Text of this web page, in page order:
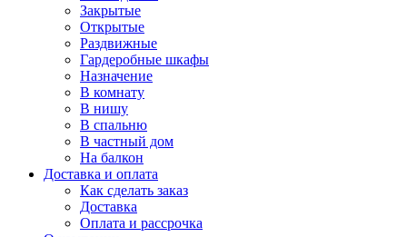
Закрытые
Открытые
Раздвижные
Гардеробные шкафы
Назначение
В комнату
В нишу
В спальню
В частный дом
На балкон
Доставка и оплата
Как сделать заказ
Доставка
Оплата и рассрочка